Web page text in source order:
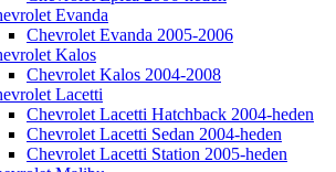
Evanda
Chevrolet Evanda 2005-2006
Kalos
Chevrolet Kalos 2004-2008
Lacetti
Chevrolet Lacetti Hatchback 2004-heden
Chevrolet Lacetti Sedan 2004-heden
Chevrolet Lacetti Station 2005-heden